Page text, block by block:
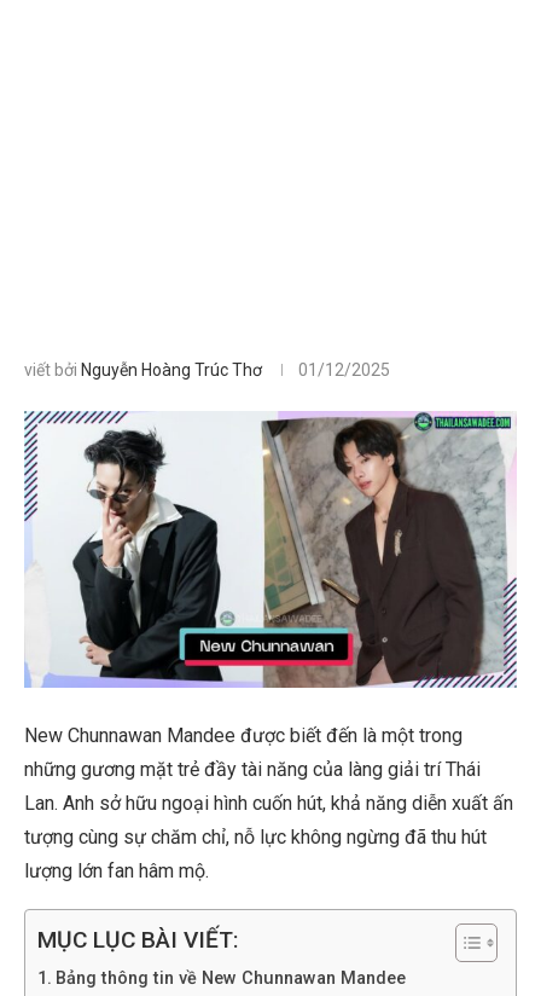
viết bởi Nguyễn Hoàng Trúc Thơ 01/12/2025
New Chunnawan Mandee được biết đến là một trong
những gương mặt trẻ đầy tài năng của làng giải trí Thái
Lan. Anh sở hữu ngoại hình cuốn hút, khả năng diễn xuất ấn
tượng cùng sự chăm chỉ, nỗ lực không ngừng đã thu hút
lượng lớn fan hâm mộ.
MỤC LỤC BÀI VIẾT:
Bảng thông tin về New Chunnawan Mandee